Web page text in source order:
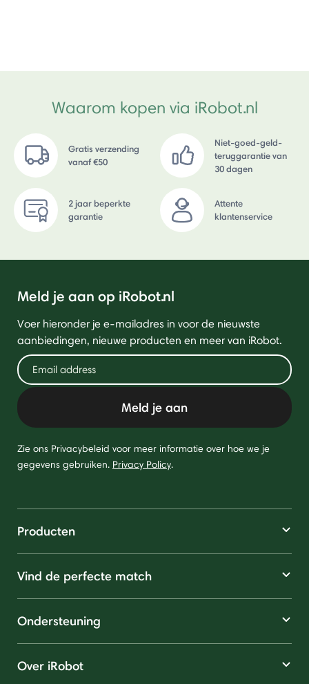
Waarom kopen via iRobot.nl
Gratis verzending
vanaf €50
Niet-goed-geld-
teruggarantie van
30 dagen
2 jaar beperkte
garantie
Attente
klantenservice
Meld je aan op iRobot.nl
Voer hieronder je e-mailadres in voor de nieuwste
aanbiedingen, nieuwe producten en meer van iRobot.
Meld je aan
Zie ons Privacybeleid voor meer informatie over hoe we je
gegevens gebruiken. Privacy Policy.
Producten
Vind de perfecte match
Ondersteuning
Over iRobot